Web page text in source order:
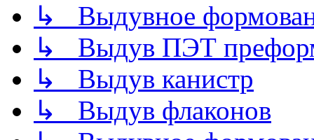
↳ Выдувное
↳ Выдув ПЭТ
↳ Выдув канистр
↳ Выдув флаконов